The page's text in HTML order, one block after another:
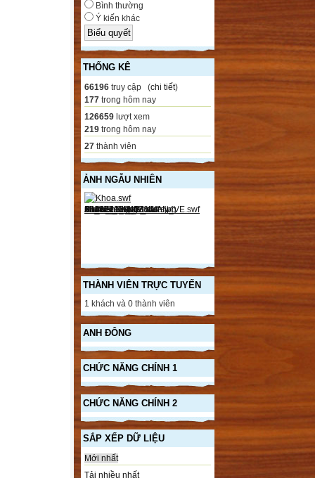
Bình thường
Ý kiến khác
THỐNG KÊ
66196 truy cập (chi tiết)
177 trong hôm nay
126659 lượt xem
219 trong hôm nay
27 thành viên
ẢNH NGẪU NHIÊN
THÀNH VIÊN TRỰC TUYẾN
1 khách và 0 thành viên
ANH ĐÔNG
CHỨC NĂNG CHÍNH 1
CHỨC NĂNG CHÍNH 2
SẮP XẾP DỮ LIỆU
Mới nhất
Tải nhiều nhất